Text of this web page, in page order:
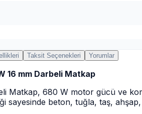
Taksit Seçenekleri Yorumlar
16 mm Darbeli Matkap
Matkap, 680 W motor gücü ve
sayesinde beton, tuğla, taş,